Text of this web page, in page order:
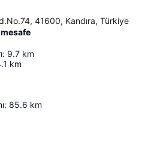
41600, Kandıra, Türkiye
: 9.7 km
km
: 85.6 km